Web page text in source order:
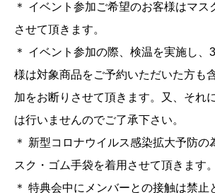
＊ イベント参加ご希望のお客様はマス
させて頂きます。
＊ イベント参加の際、検温を実施し
様は対象商品をご予約いただいた方も
加をお断りさせて頂きます。又、それ
は行いませんのでご了承下さい。
＊ 新型コロナウイルス感染拡大予防の
スク・ゴム手袋を着用させて頂きます。
＊ 特典会中にメンバーとの接触は禁止